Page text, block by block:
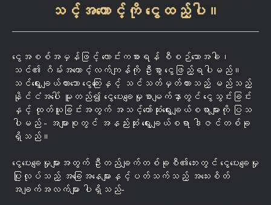
သင့်အကောင့်ကို ငွေထည့်ပါ။
ငွေအစစ်အမှန်ဖြင့် လောင်းကစားရန် စီစဉ်သောအခါ၊
သင်၏ ဂိမ်းအကောင့်လက်ကျန်ကို ဦးစွာ ငွေဖြည့်ရပါမည်။
သင်ရွေးချယ်ထားသော ငွေကြေးနှင့် သင်သတ်မှတ်ထားသည့် မည်သည့်
နိုင်ငံအပေါ် မူတည်၍ ငွေပေးချေမှုစာမျက်နှာတွင် ငွေသွင်းခြင်း
နှင့် ထုတ်ယူခြင်းအတွက် အသင့်တော်ဆုံးရွေးချယ်စရာများကို ပြသ
ပါမည် - အများစုတွင် အနည်းဆုံး ရွေးချယ်စရာ ဒါဇင်တစ်ခု
ရှိသည်။
ငွေပေးချေမှုများအတွက် ဦးတည်ချက်တစ်ခုစီ၏ဘေးတွင် ငွေပေးချေမှု
ပြုလုပ်သည့် အခြေအနေများနှင့်ပတ်သက်သည့် အသေးစိတ်
အချက်အလက်များ ပါရှိသည်-